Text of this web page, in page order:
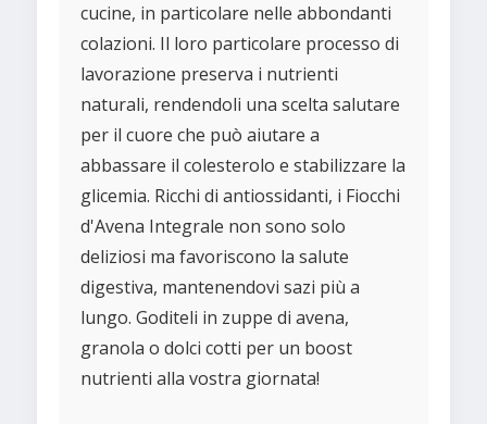
cucine, in particolare nelle abbondanti
colazioni. Il loro particolare processo di
lavorazione preserva i nutrienti
naturali, rendendoli una scelta salutare
per il cuore che può aiutare a
abbassare il colesterolo e stabilizzare la
glicemia. Ricchi di antiossidanti, i Fiocchi
d'Avena Integrale non sono solo
deliziosi ma favoriscono la salute
digestiva, mantenendovi sazi più a
lungo. Goditeli in zuppe di avena,
granola o dolci cotti per un boost
nutrienti alla vostra giornata!